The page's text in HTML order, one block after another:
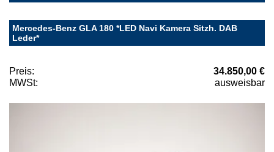
Mercedes-Benz GLA 180 *LED Navi Kamera Sitzh. DAB
Leder*
Preis:
34.850,00 €
MWSt:
ausweisbar